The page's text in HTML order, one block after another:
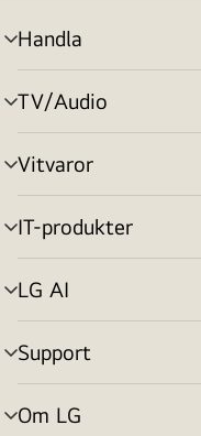
Handla
menyväxling
TV/Audio
menyväxling
Vitvaror
menyväxling
IT-produkter
menyväxling
LG AI
menyväxling
Support
menyväxling
Om LG
menyväxling